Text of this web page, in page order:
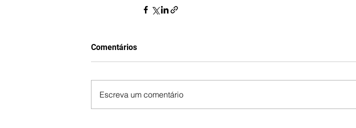
Comentários
Escreva um comentário